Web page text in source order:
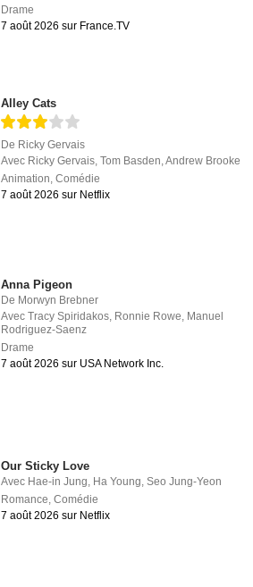
Drame
7 août 2026 sur France.TV
Alley Cats
De Ricky Gervais
Avec Ricky Gervais ,Tom Basden ,Andrew Brooke
Animation ,Comédie
7 août 2026 sur Netflix
Anna Pigeon
De Morwyn Brebner
AvecTracy Spiridakos, Ronnie Rowe, Manuel
Rodriguez-Saenz
Drame
7 août 2026 sur USA Network Inc.
Our Sticky Love
Avec Hae-in Jung, Ha Young,Seo Jung-Yeon
Romance,Comédie
7 août 2026 sur Netflix